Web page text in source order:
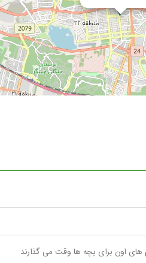
اون برای بچه ها وقت می گذارند